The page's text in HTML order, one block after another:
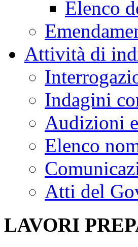
Elenco
Attività di
Indagini
Audizioni
Elenco
Atti del
LAVORI